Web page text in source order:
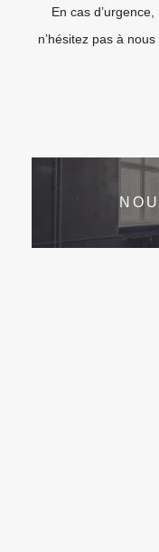
En cas
n’hésitez pas à